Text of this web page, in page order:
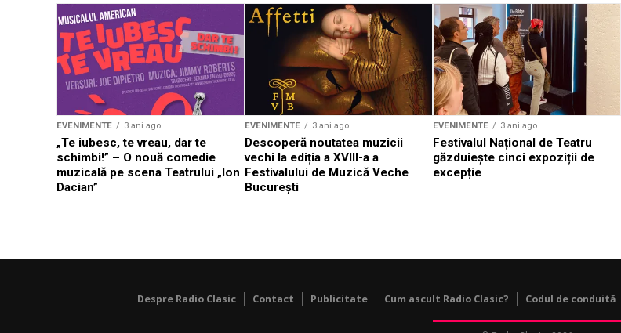
EVENIMENTE 3 ani ago
„Te iubesc, te vreau, dar te
schimbi!” – O nouă comedie
muzicală pe scena Teatrului „Ion
Dacian”
EVENIMENTE 3 ani ago
Descoperă noutatea muzicii
vechi la ediția a XVIII-a a
Festivalului de Muzică Veche
București
EVENIMENTE 3 ani ago
Festivalul Național de Teatru
găzduiește cinci expoziții de
excepție
Despre Radio Clasic Contact Publicitate Cum ascult Radio Clasic? Codul de conduită